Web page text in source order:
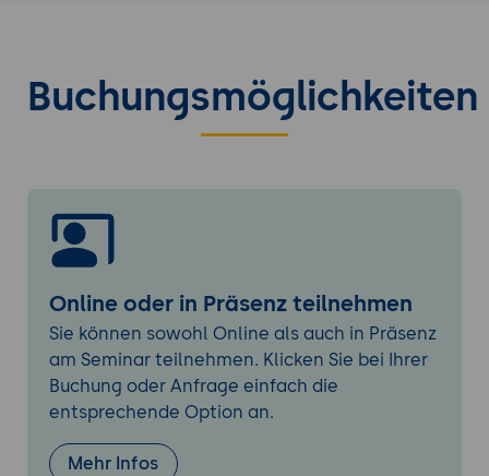
Fragen und Antworten
Offene Fragerunde und Problemlösungen
Buchungsmöglichkeiten
Online oder in Präsenz teilnehmen
Sie können sowohl Online als auch in Präsenz
am Seminar teilnehmen. Klicken Sie bei Ihrer
Buchung oder Anfrage einfach die
entsprechende Option an.
Mehr Infos